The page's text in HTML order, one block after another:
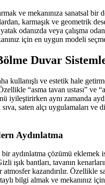
ve mekanınıza sanatsal
karmaşık ve geometrik
odanızda veya çalışma
için en uygun modeli
Duvar
kullanışlı ve estetik hale
“asma tavan ustası” ve
iyileştirirken aynı zamanda
sıva, saten alçı uygulamaları
Aydınlatma
aydınlatma çözümü
ışık bantları, tavanın
kazandırılır.
bilgi almak ve mekanınız